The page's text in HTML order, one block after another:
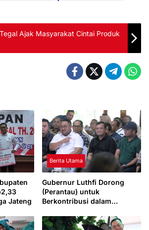
Ajak Masyarakat Cintai Produk
Jateng
Berita Utama
Gubernur Luthfi Dorong
(Perantau) untuk
Berkontribusi dalam
Mereka